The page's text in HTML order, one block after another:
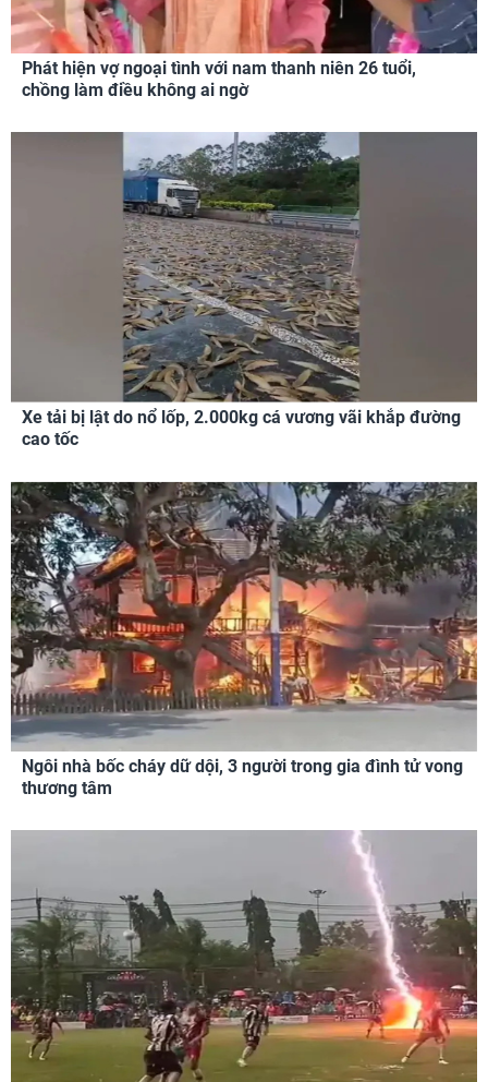
Phát hiện vợ ngoại tình với nam thanh niên 26 tuổi,
chồng làm điều không ai ngờ
Xe tải bị lật do nổ lốp, 2.000kg cá vương vãi khắp đường
cao tốc
Ngôi nhà bốc cháy dữ dội, 3 người trong gia đình tử vong
thương tâm